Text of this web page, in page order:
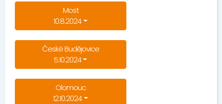
Most
10.8.2024
České Budějovice
5.10.2024
Olomouc
12.10.2024